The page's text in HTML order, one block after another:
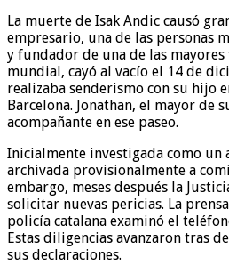
La muerte de Isak Andic causó
empresario, una de las personas
y fundador de una de las mayores
mundial, cayó al vacío el 14 de
realizaba senderismo con su hijo
Barcelona. Jonathan, el mayor de
acompañante en ese paseo.
Inicialmente investigada como un
archivada provisionalmente a
embargo, meses después la
solicitar nuevas pericias. La
policía catalana examinó el
Estas diligencias avanzaron tras
sus declaraciones.